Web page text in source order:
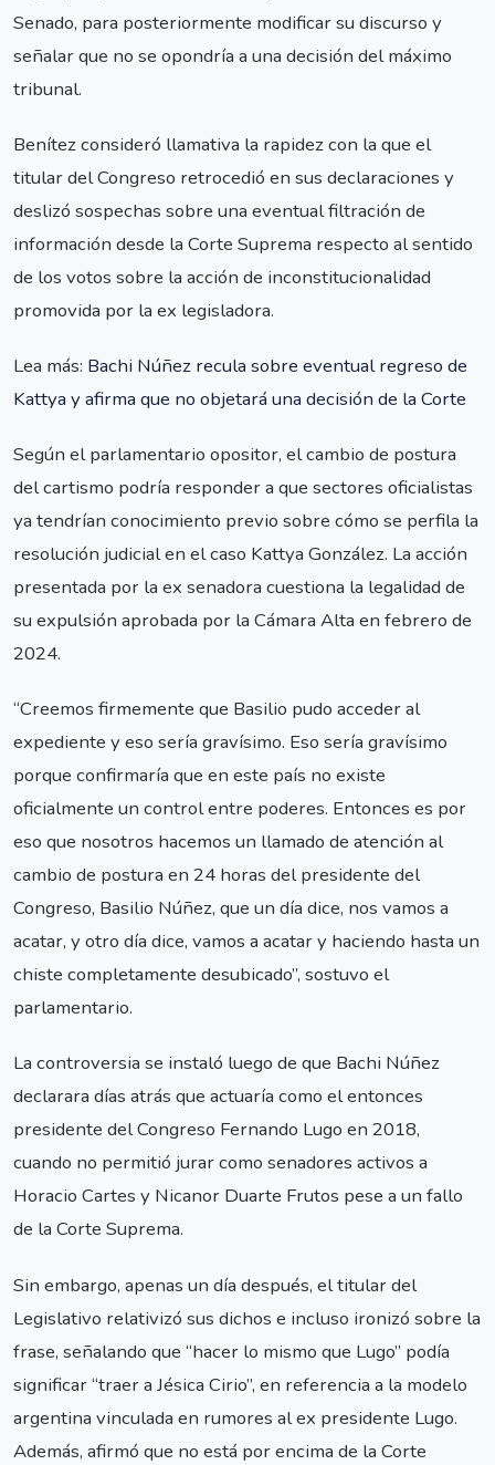
Senado, para posteriormente modificar su discurso y
señalar que no se opondría a una decisión del máximo
tribunal.
Benítez consideró llamativa la rapidez con la que el
titular del Congreso retrocedió en sus declaraciones y
deslizó sospechas sobre una eventual filtración de
información desde la Corte Suprema respecto al sentido
de los votos sobre la acción de inconstitucionalidad
promovida por la ex legisladora.
Lea más: Bachi Núñez recula sobre eventual regreso de
Kattya y afirma que no objetará una decisión de la Corte
Según el parlamentario opositor, el cambio de postura
del cartismo podría responder a que sectores oficialistas
ya tendrían conocimiento previo sobre cómo se perfila la
resolución judicial en el caso Kattya González. La acción
presentada por la ex senadora cuestiona la legalidad de
su expulsión aprobada por la Cámara Alta en febrero de
2024.
“Creemos firmemente que Basilio pudo acceder al
expediente y eso sería gravísimo. Eso sería gravísimo
porque confirmaría que en este país no existe
oficialmente un control entre poderes. Entonces es por
eso que nosotros hacemos un llamado de atención al
cambio de postura en 24 horas del presidente del
Congreso, Basilio Núñez, que un día dice, nos vamos a
acatar, y otro día dice, vamos a acatar y haciendo hasta un
chiste completamente desubicado”, sostuvo el
parlamentario.
La controversia se instaló luego de que Bachi Núñez
declarara días atrás que actuaría como el entonces
presidente del Congreso Fernando Lugo en 2018,
cuando no permitió jurar como senadores activos a
Horacio Cartes y Nicanor Duarte Frutos pese a un fallo
de la Corte Suprema.
Sin embargo, apenas un día después, el titular del
Legislativo relativizó sus dichos e incluso ironizó sobre la
frase, señalando que “hacer lo mismo que Lugo” podía
significar “traer a Jésica Cirio”, en referencia a la modelo
argentina vinculada en rumores al ex presidente Lugo.
Además, afirmó que no está por encima de la Corte